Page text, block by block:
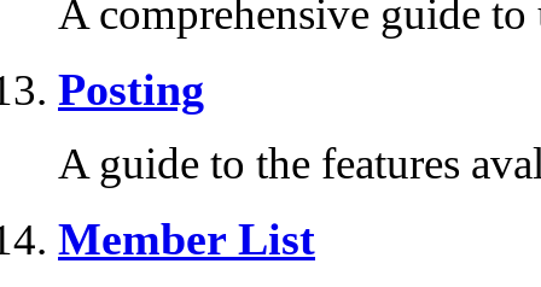
A comprehensive guide
Posting
A guide to the features
Member List